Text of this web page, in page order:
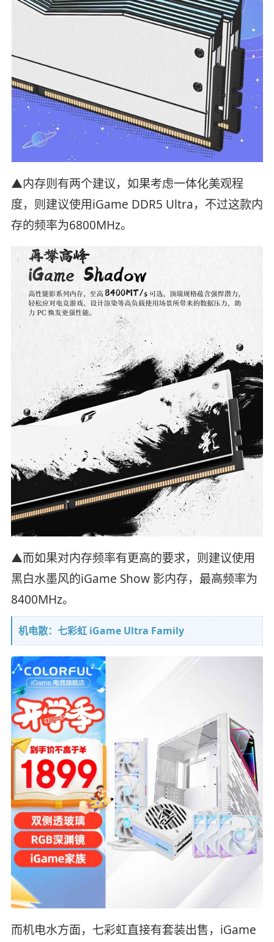
▲内存则有两个建议，如果考虑一体化美观程
度，则建议使用iGame DDR5 Ultra，不过这款内
存的频率为6800MHz。
▲而如果对内存频率有更高的要求，则建议使用
黑白水墨风的iGame Show 影内存，最高频率为
8400MHz。
机电散：七彩虹 iGame Ultra Family
而机电水方面，七彩虹直接有套装出售，iGame